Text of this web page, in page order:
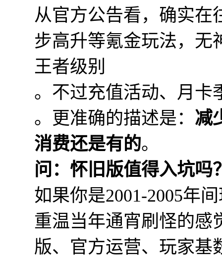
从官方公告看，确实
步高升等氪金玩法，无
王者级别
。不过充值活动、月卡
。更准确的描述是： 减
消费还是有的。
问：怀旧版值得入坑吗
如果你是2001-2005年
重温当年通宵刷怪的
版、官方运营、玩家基